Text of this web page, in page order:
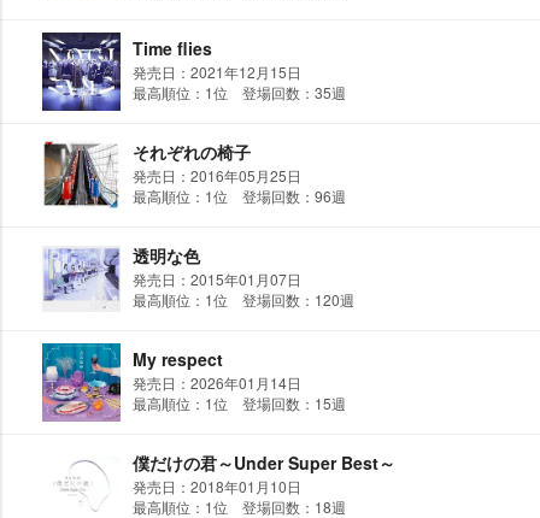
Time flies
発売日：2021年12月15日
最高順位：1位 登場回数：35週
それぞれの椅子
発売日：2016年05月25日
最高順位：1位 登場回数：96週
透明な色
発売日：2015年01月07日
最高順位：1位 登場回数：120週
My respect
発売日：2026年01月14日
最高順位：1位 登場回数：15週
僕だけの君～Under Super Best～
発売日：2018年01月10日
最高順位：1位 登場回数：18週